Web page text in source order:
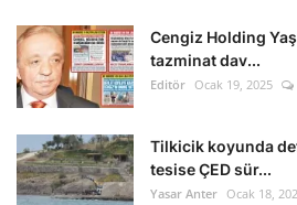
Cengiz Holding
tazminat dav...
Editör Ocak 19, 2025
Tilkicik koyunda
tesise ÇED sür...
Yasar Anter Ocak 18,